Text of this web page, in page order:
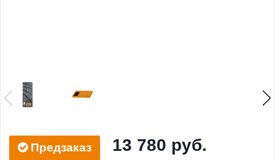
Предзаказ 13 780 руб.